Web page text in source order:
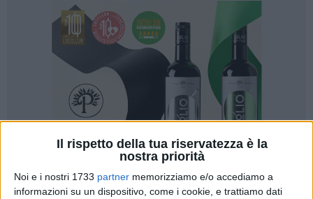
Il rispetto della tua riservatezza è la
nostra priorità
Noi e i nostri 1733 partner memorizziamo e/o accediamo a
informazioni su un dispositivo, come i cookie, e trattiamo dati